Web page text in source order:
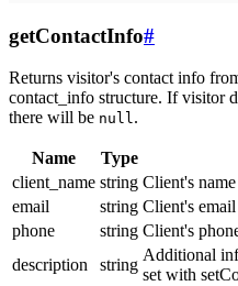
getContactInfo#
Returns visitor's contact info
contact_info structure. If visitor
there will be null.
Name Type
client_name string Client's name
email
string Client's email
phone
string Client's
description
string
Additional
set with